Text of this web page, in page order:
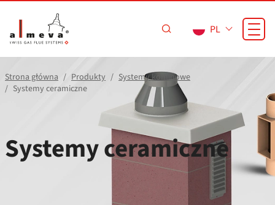
PL
Strona główna Produkty
Systemy kominowe
Systemy ceramiczne
Systemy ceramiczne